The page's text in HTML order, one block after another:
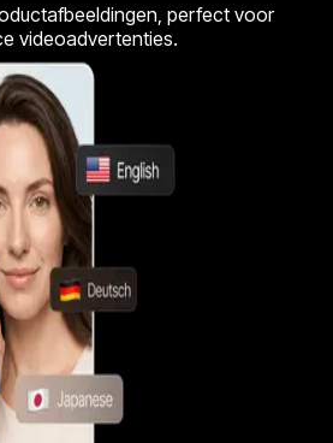
perfect voor
videoadvertenties.